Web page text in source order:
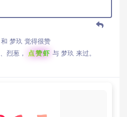
和 梦玖 觉得很赞
烈葱 ， 点赞虾 与 梦玖 来过。